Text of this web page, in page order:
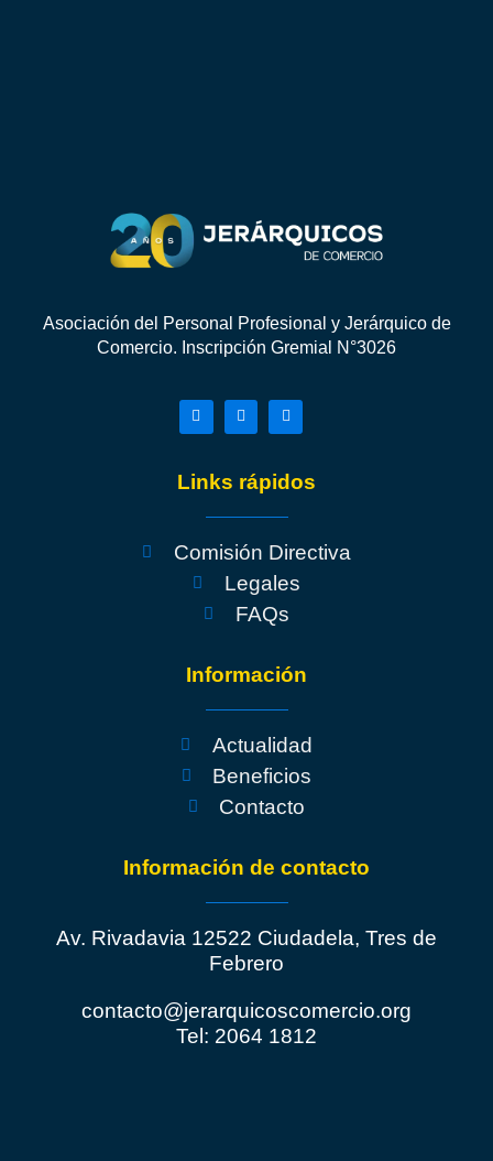
Asociación del Personal Profesional y Jerárquico de
Comercio. Inscripción Gremial N°3026
Links rápidos
Comisión Directiva
Legales
FAQs
Información
Actualidad
Beneficios
Contacto
Información de contacto
Av. Rivadavia 12522 Ciudadela, Tres de
Febrero
contacto@jerarquicoscomercio.org
Tel: 2064 1812